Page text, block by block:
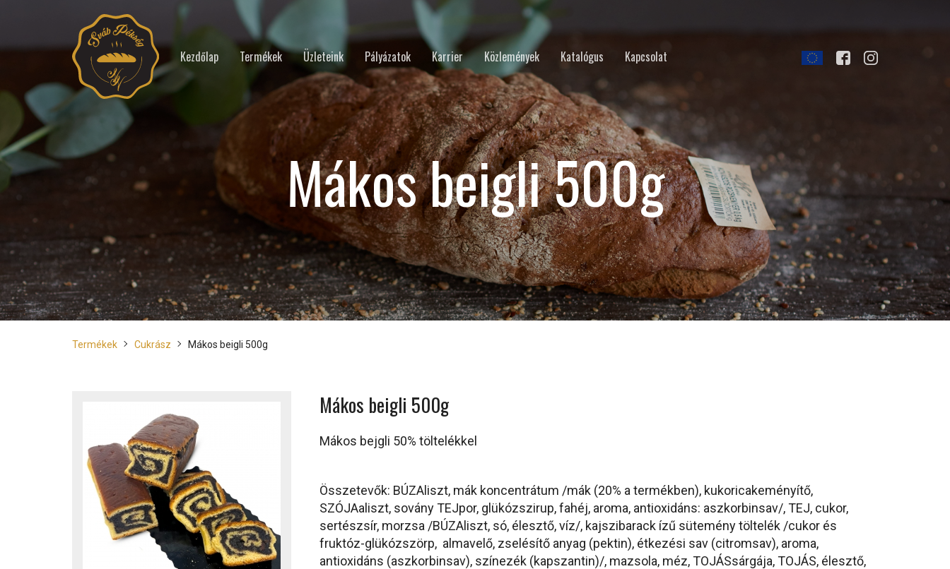
Kezdőlap Termékek Üzleteink Pályázatok Karrier Közlemények Katalógus Kapcsolat
Mákos beigli 500g
Termékek Cukrász Mákos beigli 500g
Mákos beigli 500g
Mákos bejgli 50% töltelékkel
Összetevők: BÚZAliszt, mák koncentrátum /mák (20% a termékben), kukoricakeményítő,
SZÓJAaliszt, sovány TEJpor, glükózszirup, fahéj, aroma, antioxidáns: aszkorbinsav/, TEJ, cukor,
sertészsír, morzsa /BÚZAliszt, só, élesztő, víz/, kajszibarack ízű sütemény töltelék /cukor és
fruktóz-glükózszörp, almavelő, zselésítő anyag (pektin), étkezési sav (citromsav), aroma,
antioxidáns (aszkorbinsav), színezék (kapszantin)/, mazsola, méz, TOJÁSsárgája, TOJÁS, élesztő,